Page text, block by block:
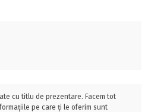
cu titlu de prezentare. Facem tot
pe care ți le oferim sunt